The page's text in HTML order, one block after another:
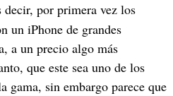
decir, por primera vez los
un iPhone de grandes
a un precio algo más
que este sea uno de los
gama, sin embargo parece que